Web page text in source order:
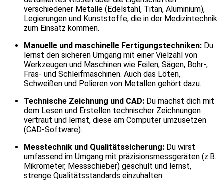
verschiedener Metalle (Edelstahl, Titan, Aluminium),
Legierungen und Kunststoffe, die in der Medizintechnik
zum Einsatz kommen.
Manuelle und maschinelle Fertigungstechniken: Du
lernst den sicheren Umgang mit einer Vielzahl von
Werkzeugen und Maschinen wie Feilen, Sägen, Bohr-,
Fräs- und Schleifmaschinen. Auch das Löten,
Schweißen und Polieren von Metallen gehört dazu.
Technische Zeichnung und CAD: Du machst dich mit
dem Lesen und Erstellen technischer Zeichnungen
vertraut und lernst, diese am Computer umzusetzen
(CAD-Software).
Messtechnik und Qualitätssicherung: Du wirst
umfassend im Umgang mit präzisionsmessgeräten (z.B.
Mikrometer, Messschieber) geschult und lernst,
strenge Qualitätsstandards einzuhalten.